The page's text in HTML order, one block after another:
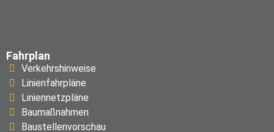
Fahrplan
Verkehrshinweise
Linienfahrpläne
Liniennetzpläne
Baumaßnahmen
Baustellenvorschau